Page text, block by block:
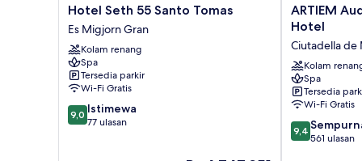
Hotel
Seth
55
Santo
Tomas
Es
Migjorn
Gran
Hotel Seth 55 Santo Tomas
Es Migjorn Gran
Kolam renang
Spa
Tersedia parkir
Wi-Fi Gratis
9.0
dari
9,0 Istimewa
77 ulasan
ARTIEM
Audax
Adults
Only
Hotel
Ciutadella
de
Menorca
ARTIEM
Hotel
Ciutadella de
Kolam
Spa
Tersedia
Wi-Fi Gratis
9.4
dari
9,4
561 ulasan